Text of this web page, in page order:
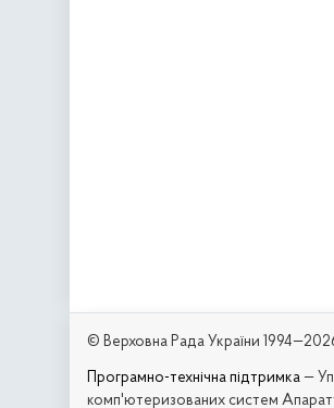
© Верховна Рада України
Програмно-технічна підтримка —
комп'ютеризованих систем